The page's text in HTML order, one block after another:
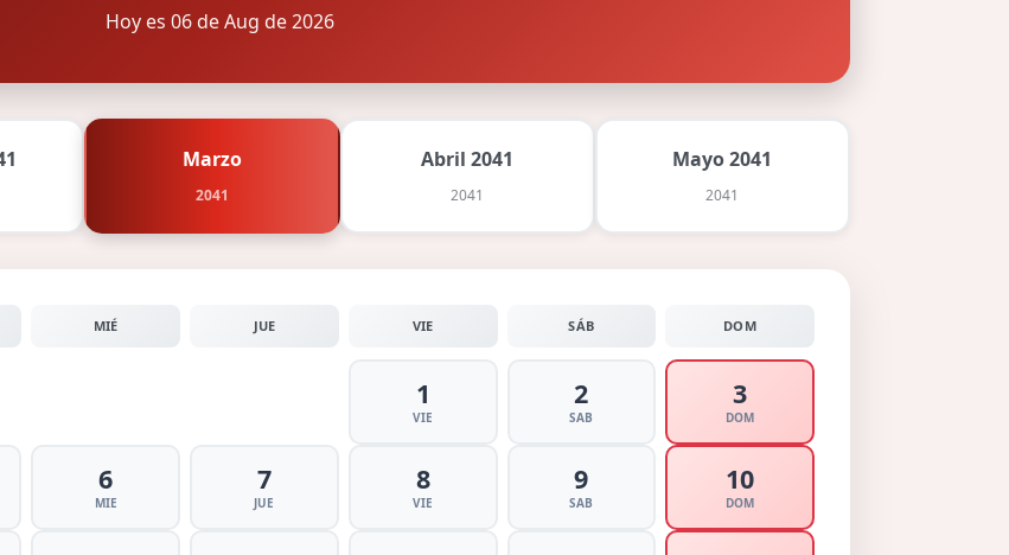
Hoy es 06 de Aug de 2026
Marzo
2041
Abril 2041
2041
Mayo 2041
2041
MIÉ JUE VIE SÁB DOM
1
VIE
2
SAB
3
DOM
6
MIE
7
JUE
8
VIE
9
SAB
10
DOM